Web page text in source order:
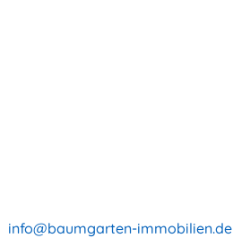
info@baumgarten-immobilien.de